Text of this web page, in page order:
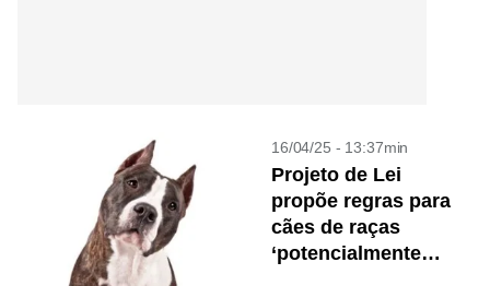
16/04/25 - 13:37min
Projeto de Lei
propõe regras para
cães de raças
‘potencialmente